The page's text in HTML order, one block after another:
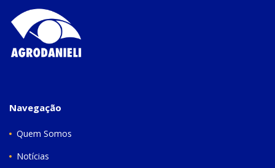
Navegação
Quem Somos
Notícias